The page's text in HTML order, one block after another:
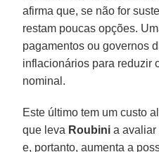
afirma que, se não for
restam poucas opções.
pagamentos ou governos
inflacionários para reduzir
nominal.
Este último tem um custo
que leva Roubini a avaliar
e, portanto, aumenta a